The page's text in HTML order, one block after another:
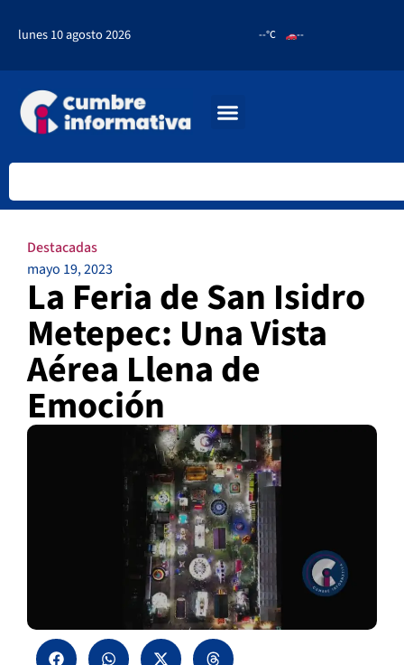
lunes 10 agosto 2026 --°C --
Destacadas
mayo 19, 2023
La Feria de San Isidro
Metepec: Una Vista
Aérea Llena de
Emoción